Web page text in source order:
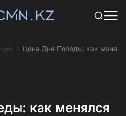
Цена Дня Победы: как
как менялся